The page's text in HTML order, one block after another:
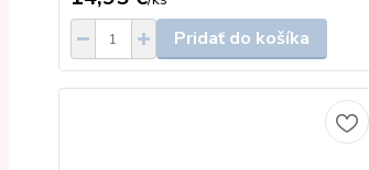
Pridať do košíka